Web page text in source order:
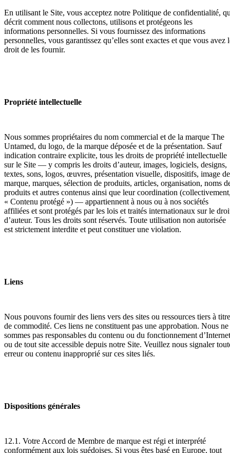
En utilisant le Site, vous acceptez notre Politique de confidentialité,
décrit comment nous collectons, utilisons et protégeons les
informations personnelles. Si vous fournissez des informations
personnelles, vous garantissez qu’elles sont exactes et que vous avez
droit de les fournir.
Propriété intellectuelle
Nous sommes propriétaires du nom commercial et de la marque The
Untamed, du logo, de la marque déposée et de la présentation. Sauf
indication contraire explicite, tous les droits de propriété intellectuelle
sur le Site — y compris les droits d’auteur, images, logiciels, designs,
textes, sons, logos, œuvres, présentation visuelle, dispositifs, image de
marque, marques, sélection de produits, articles, organisation, noms
produits et autres contenus ainsi que leur coordination
« Contenu protégé ») — appartiennent à nous ou à nos sociétés
affiliées et sont protégés par les lois et traités internationaux sur le
d’auteur. Tous les droits sont réservés. Toute utilisation non autorisée
est strictement interdite et peut constituer une violation.
Liens
Nous pouvons fournir des liens vers des sites ou ressources tiers à titre
de commodité. Ces liens ne constituent pas une approbation. Nous ne
sommes pas responsables du contenu ou du fonctionnement d’Internet
ou de tout site accessible depuis notre Site. Veuillez nous signaler
erreur ou contenu inapproprié sur ces sites liés.
Dispositions générales
12.1. Votre Accord de Membre de marque est régi et interprété
conformément aux lois suédoises. Si vous êtes basé en Europe, tout